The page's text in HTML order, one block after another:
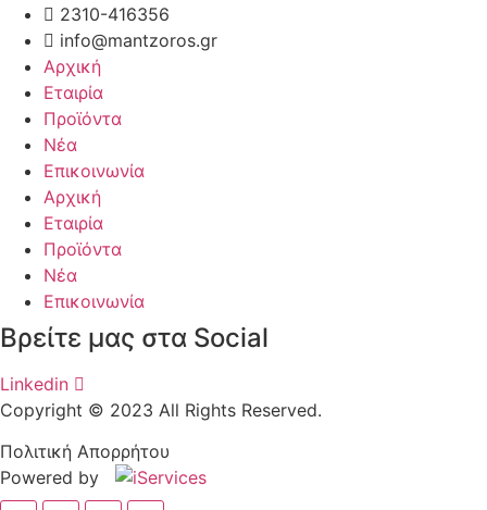
2310-416356
info@mantzoros.gr
Αρχική
Εταιρία
Προϊόντα
Νέα
Επικοινωνία
Αρχική
Εταιρία
Προϊόντα
Νέα
Επικοινωνία
Βρείτε μας στα Social
Linkedin
Copyright © 2023 All Rights Reserved.
Πολιτική Απορρήτου
Powered by